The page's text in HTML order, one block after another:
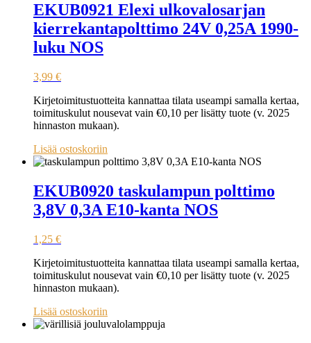
EKUB0921 Elexi ulkovalosarjan
kierrekantapolttimo 24V 0,25A 1990-
luku NOS
3,99 €
Kirjetoimitustuotteita kannattaa tilata useampi samalla kertaa,
toimituskulut nousevat vain €0,10 per lisätty tuote (v. 2025
hinnaston mukaan).
Lisää ostoskoriin
EKUB0920 taskulampun polttimo
3,8V 0,3A E10-kanta NOS
1,25 €
Kirjetoimitustuotteita kannattaa tilata useampi samalla kertaa,
toimituskulut nousevat vain €0,10 per lisätty tuote (v. 2025
hinnaston mukaan).
Lisää ostoskoriin